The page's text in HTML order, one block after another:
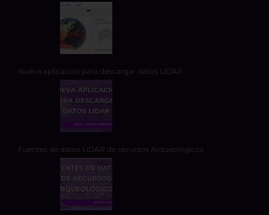
Nueva aplicación para descargar datos LiDAR
Fuentes de datos LiDAR de recursos Arqueológicos